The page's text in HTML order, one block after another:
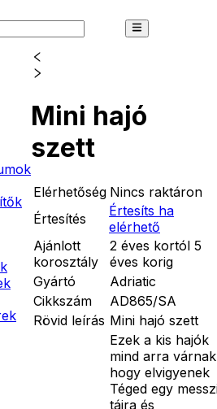
Mini hajó
szett
Elérhetőség Nincs raktáron
Értesítés
Értesíts ha
elérhető
Ajánlott
korosztály
2 éves kortól 5
éves korig
Gyártó
Adriatic
Cikkszám
AD865/SA
Rövid leírás Mini hajó szett
Ezek a kis hajók
mind arra
hogy elvigyenek
Téged egy
tájra és